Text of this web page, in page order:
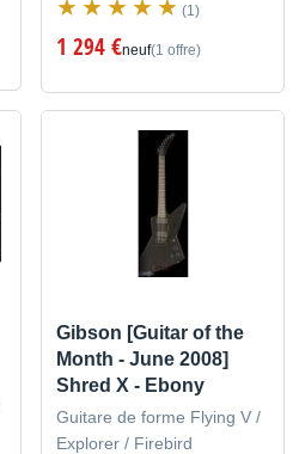
(1)
1 294 €neuf(1 offre)
Gibson [Guitar of the
Month - June 2008]
Shred X - Ebony
Guitare de forme Flying V /
Explorer / Firebird